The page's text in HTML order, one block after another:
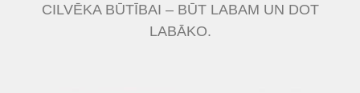
CILVĒKA BŪTĪBAI – BŪT LABAM UN DOT
LABĀKO.